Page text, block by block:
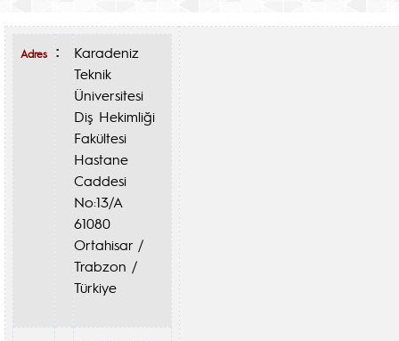
Adres :
Karadeniz
Teknik
Üniversitesi
Diş Hekimliği
Fakültesi
Hastane
Caddesi
No:13/A
61080
Ortahisar /
Trabzon /
Türkiye